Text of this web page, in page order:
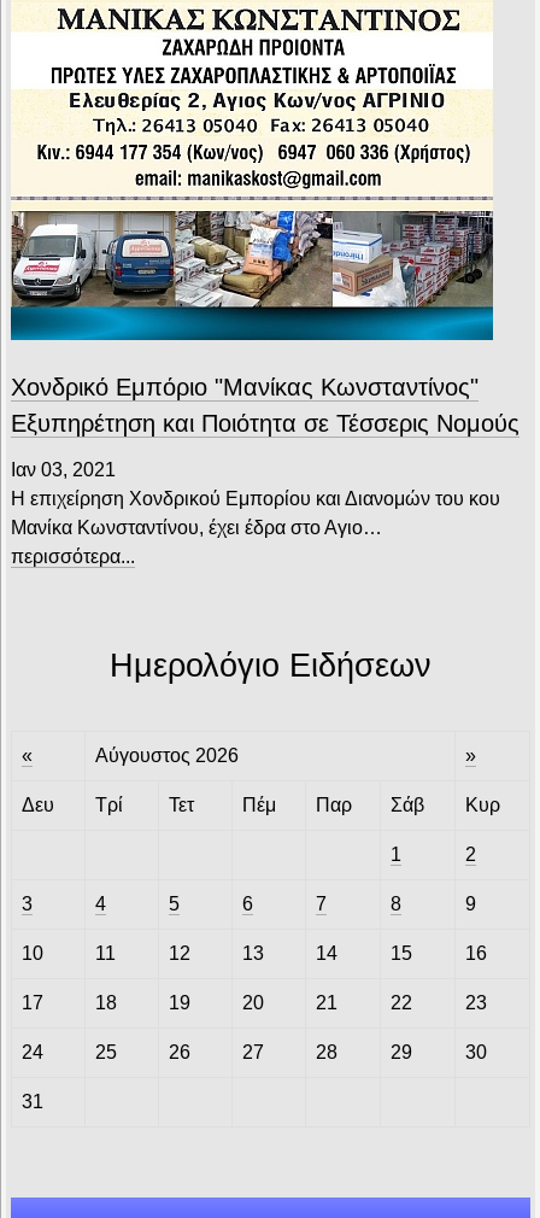
Χονδρικό Εμπόριο "Μανίκας Κωνσταντίνος"
Εξυπηρέτηση και Ποιότητα σε Τέσσερις Νομούς
Ιαν 03, 2021
Η επιχείρηση Χονδρικού Εμπορίου και Διανομών του κου
Μανίκα Κωνσταντίνου, έχει έδρα στο Αγιο…
περισσότερα...
Ημερολόγιο Ειδήσεων
« Αύγουστος 2026 »
Δευ Τρί Τετ Πέμ Παρ Σάβ Κυρ
1 2
3 4 5 6 7 8 9
10 11 12 13 14 15 16
17 18 19 20 21 22 23
24 25 26 27 28 29 30
31